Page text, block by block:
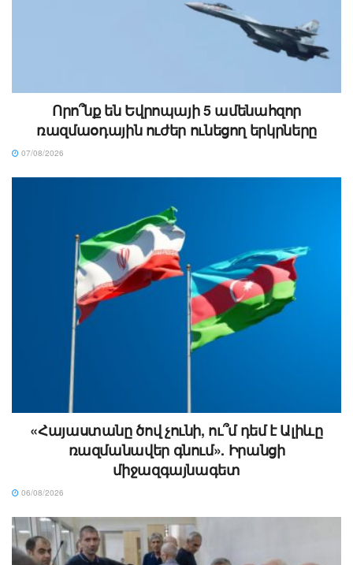
Որո՞նք են Եվրոպայի 5 ամենահզոր
ռազմաօդային ուժեր ունեցող երկրները
07/08/2026
«Հայաստանը ծով չունի, ու՞մ դեմ է Ալիևը
ռազմանավեր գնում». Իրանցի
միջազգայնագետ
06/08/2026